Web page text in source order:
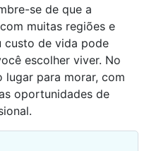
se de que a
muitas regiões e
custo de vida pode
escolher viver. No
lugar para morar, com
oportunidades de